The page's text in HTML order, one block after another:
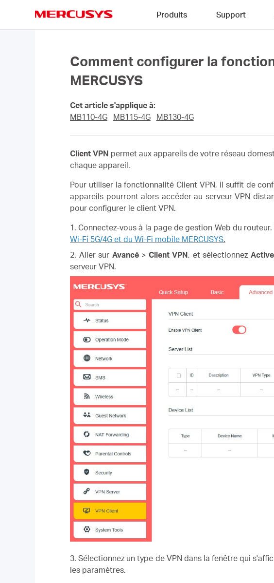
Produits Support
Comment configurer la
MERCUSYS
Cet article s'applique à:
MB110-4G
MB115-4G MB130-4G
Client VPN permet aux appareils de votre réseau
chaque appareil.
Pour utiliser la fonctionnalité Client VPN, il suffit de
appareils pourront alors accéder au serveur VPN
pour configurer le client VPN.
1. Connectez-vous à la page de gestion Web du
Wi-Fi 5G/4G et du Wi-Fi mobile MERCUSYS.
2. Aller sur Avancé> Client VPN, et sélectionnez
serveur VPN.
3. Sélectionnez un type de VPN dans la fenêtre qui
les paramètres.